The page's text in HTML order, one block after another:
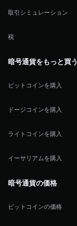
取引シミュレーション
税
暗号通貨をもっと買う
ビットコインを購入
ドージコインを購入
ライトコインを購入
イーサリアムを購入
暗号通貨の価格
ビットコインの価格